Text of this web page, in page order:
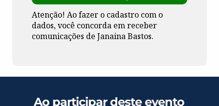
Atenção! Ao fazer o cadastro com o
dados, você concorda em receber
comunicações de Janaina Bastos.
Ao participar deste evento